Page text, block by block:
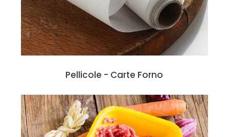
Pellicole - Carte Forno